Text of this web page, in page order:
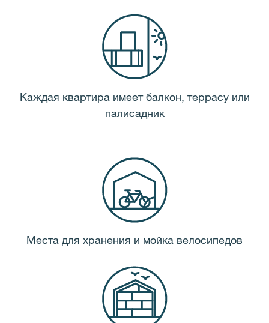
Каждая квартира имеет балкон, террасу или
палисадник
Места для хранения и мойка велосипедов